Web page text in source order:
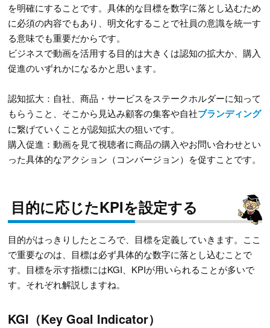
を明確にすることです。具体的な目標を数字に落とし込むため
に必須の内容でもあり、明文化することで社員の意識を統一す
る意味でも重要だからです。
ビジネスで動画を活用する目的は大きくは認知の拡大か、購入
促進のいずれかになるかと思います。
認知拡大：自社、商品・サービスをステークホルダーに知って
もらうこと、そこから見込み顧客の集客や自社ブランディング
に繋げていくことが認知拡大の狙いです。
購入促進：動画を見て視聴者に商品の購入やお問い合わせとい
った具体的なアクション（コンバージョン）を促すことです。
目的に応じたKPIを設定する
目的がはっきりしたところで、目標を定義していきます。ここ
で重要なのは、目標は必ず具体的な数字に落とし込むことで
す。目標を示す指標にはKGI、KPIが用いられることが多いで
す。それぞれ解説しますね。
KGI（Key Goal Indicator）